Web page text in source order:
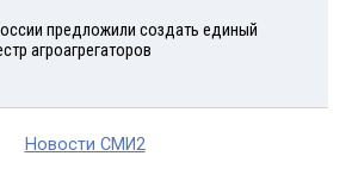
предложили создать единый
агроагрегаторов
Новости СМИ2